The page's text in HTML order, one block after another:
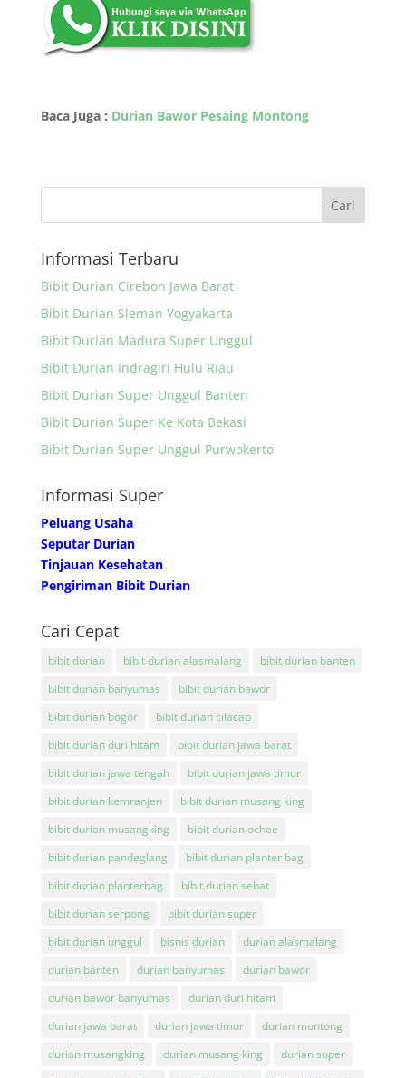
Baca Juga : Durian Bawor Pesaing Montong
Informasi Terbaru
Bibit Durian Cirebon Jawa Barat
Bibit Durian Sleman Yogyakarta
Bibit Durian Madura Super Unggul
Bibit Durian Indragiri Hulu Riau
Bibit Durian Super Unggul Banten
Bibit Durian Super Ke Kota Bekasi
Bibit Durian Super Unggul Purwokerto
Informasi Super
Peluang Usaha
Seputar Durian
Tinjauan Kesehatan
Pengiriman Bibit Durian
Cari Cepat
bibit durian bibit durian alasmalang
bibit durian banten
bibit durian banyumas
bibit durian bawor
bibit durian bogor
bibit durian cilacap
bibit durian duri hitam
bibit durian jawa barat
bibit durian jawa tengah
bibit durian jawa timur
bibit durian kemranjen
bibit durian musang king
bibit durian musangking
bibit durian ochee
bibit durian pandeglang
bibit durian planter bag
bibit durian planterbag
bibit durian sehat
bibit durian serpong
bibit durian super
bibit durian unggul
bisnis durian
durian alasmalang
durian banten
durian banyumas
durian bawor
durian bawor banyumas
durian duri hitam
durian jawa barat
durian jawa timur
durian montong
durian musangking
durian musang king
durian super